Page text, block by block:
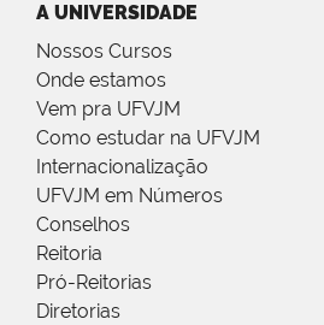
A UNIVERSIDADE
Nossos Cursos
Onde estamos
Vem pra UFVJM
Como estudar na UFVJM
Internacionalização
UFVJM em Números
Conselhos
Reitoria
Pró-Reitorias
Diretorias